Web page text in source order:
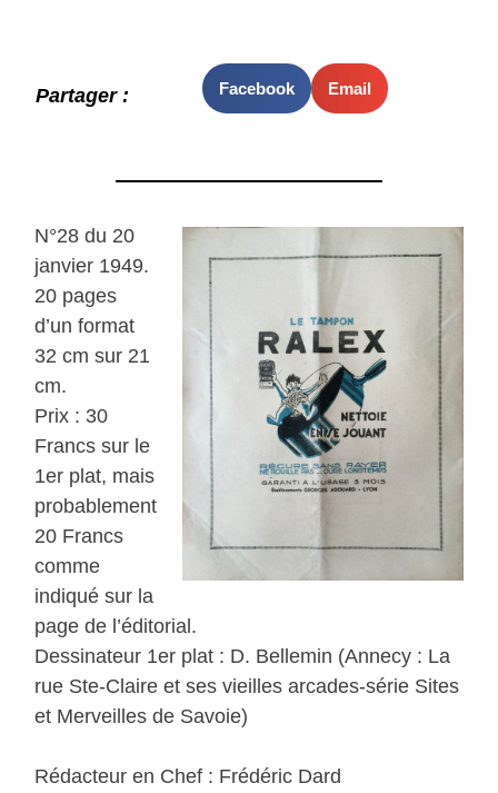
Partager : Facebook Email
N°28 du 20
janvier 1949.
20 pages
d’un format
32 cm sur 21
cm.
Prix : 30
Francs sur le
1er plat, mais
probablement
20 Francs
comme
indiqué sur la
page de l’éditorial.
Dessinateur 1er plat : D. Bellemin (Annecy : La
rue Ste-Claire et ses vieilles arcades-série Sites
et Merveilles de Savoie)
Rédacteur en Chef : Frédéric Dard